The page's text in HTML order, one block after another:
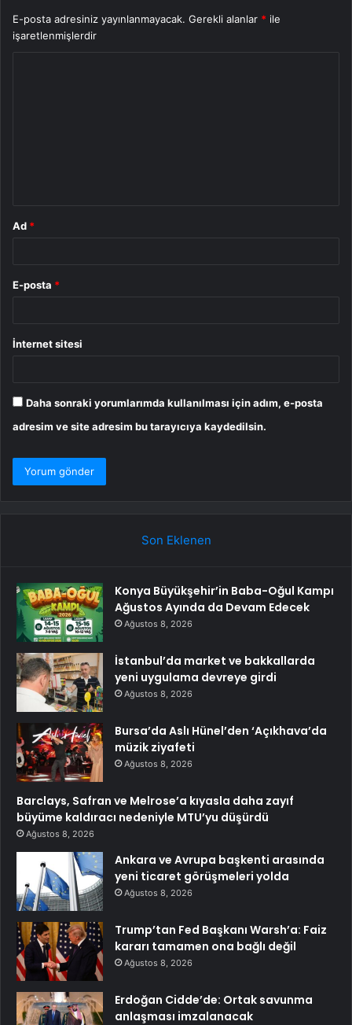
E-posta adresiniz yayınlanmayacak. Gerekli alanlar * ile
işaretlenmişlerdir
Ad *
E-posta *
İnternet sitesi
Daha sonraki yorumlarımda kullanılması için adım, e-posta
adresim ve site adresim bu tarayıcıya kaydedilsin.
Son Eklenen
Konya Büyükşehir’in Baba-Oğul Kampı
Ağustos Ayında da Devam Edecek
Ağustos 8, 2026
İstanbul’da market ve bakkallarda
yeni uygulama devreye girdi
Ağustos 8, 2026
Bursa’da Aslı Hünel’den ‘Açıkhava’da
müzik ziyafeti
Ağustos 8, 2026
Barclays, Safran ve Melrose’a kıyasla daha zayıf
büyüme kaldıracı nedeniyle MTU’yu düşürdü
Ağustos 8, 2026
Ankara ve Avrupa başkenti arasında
yeni ticaret görüşmeleri yolda
Ağustos 8, 2026
Trump’tan Fed Başkanı Warsh’a: Faiz
kararı tamamen ona bağlı değil
Ağustos 8, 2026
Erdoğan Cidde’de: Ortak savunma
anlaşması imzalanacak